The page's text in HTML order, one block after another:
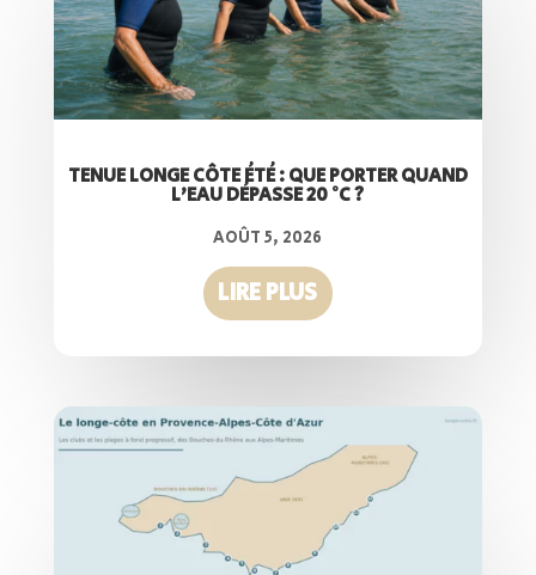
TENUE LONGE CÔTE ÉTÉ : QUE PORTER QUAND
L’EAU DÉPASSE 20 °C ?
AOÛT 5, 2026
LIRE PLUS